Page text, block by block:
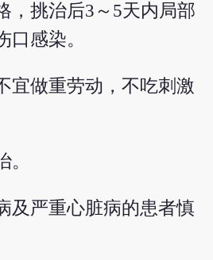
，挑治后3～5天内局部
口感染。
宜做重劳动，不吃刺激
。
及严重心脏病的患者慎